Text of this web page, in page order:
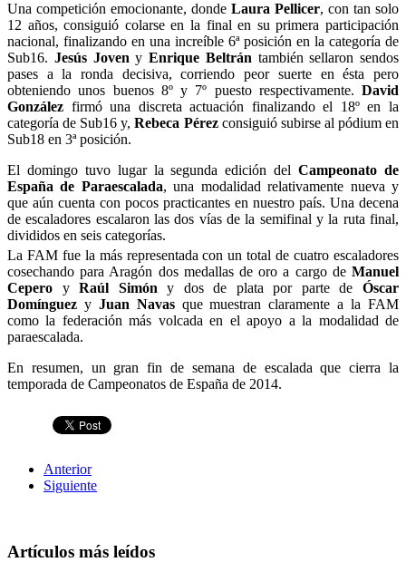
Una competición emocionante, donde Laura Pellicer, con tan solo
12 años, consiguió colarse en la final en su primera participación
nacional, finalizando en una increíble 6ª posición en la categoría de
Sub16. Jesús Joven y Enrique Beltrán también sellaron sendos
pases a la ronda decisiva, corriendo peor suerte en ésta pero
obteniendo unos buenos 8º y 7º puesto respectivamente. David
González firmó una discreta actuación finalizando el 18º en la
categoría de Sub16 y,Rebeca Pérezconsiguió subirse al pódium en
Sub18 en 3ª posición.
El domingo tuvo lugar la segunda edición delCampeonato de
España de Paraescalada, una modalidad relativamente nueva y
que aún cuenta con pocos practicantes en nuestro país. Una decena
de escaladores escalaron las dos vías de la semifinal y la ruta final,
divididos en seis categorías.
La FAM fue la más representada con un total de cuatro escaladores
cosechando para Aragón dos medallas de oro a cargo de Manuel
Cepero yRaúl Simón y dos de plata por parte deÓscar
Domínguez y Juan Navasque muestran claramente a la FAM
como la federación más volcada en el apoyo a la modalidad de
paraescalada.
En resumen, un gran fin de semana de escalada que cierra la
temporada de Campeonatos de España de 2014.
Anterior
Siguiente
Artículos más leídos